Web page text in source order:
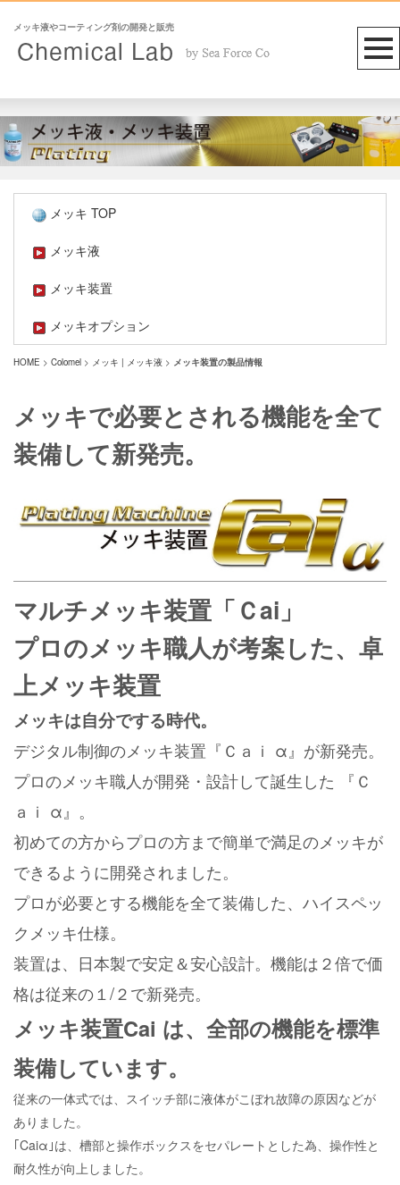
メッキ液やコーティング剤の開発と販売
メッキ TOP
メッキ液
メッキ装置
メッキオプション
HOME > Colomel > メッキ | メッキ液 > メッキ装置の製品情報
メッキで必要とされる機能を全て
装備して新発売。
マルチメッキ装置「Ｃai」
プロのメッキ職人が考案した、卓
上メッキ装置
メッキは自分でする時代。
デジタル制御のメッキ装置『Ｃａｉ α』が新発売。
プロのメッキ職人が開発・設計して誕生した 『Ｃ
ａｉ α』。
初めての方からプロの方まで簡単で満足のメッキが
できるように開発されました。
プロが必要とする機能を全て装備した、ハイスペッ
クメッキ仕様。
装置は、日本製で安定＆安心設計。機能は２倍で価
格は従来の１/２で新発売。
メッキ装置Cai は、全部の機能を標準
装備しています。
従来の一体式では、スイッチ部に液体がこぼれ故障の原因などが
ありました。
｢Caiα｣は、槽部と操作ボックスをセパレートとした為、操作性と
耐久性が向上しました。